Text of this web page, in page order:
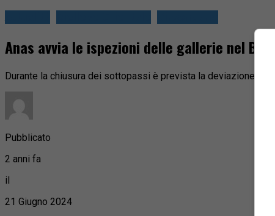
Anas avvia le ispezioni delle gallerie nel
Durante la chiusura dei sottopassi è prevista la deviazione del
Pubblicato
2 anni fa
il
21 Giugno 2024